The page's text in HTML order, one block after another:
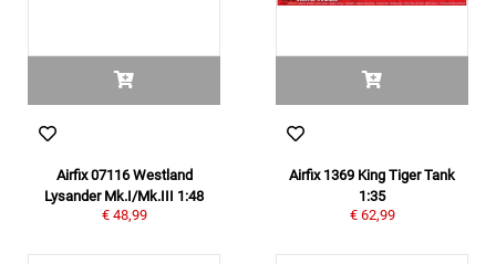
Airfix 07116 Westland
Lysander Mk.I/Mk.III 1:48
€ 48,99
Airfix 1369 King Tiger Tank
1:35
€ 62,99